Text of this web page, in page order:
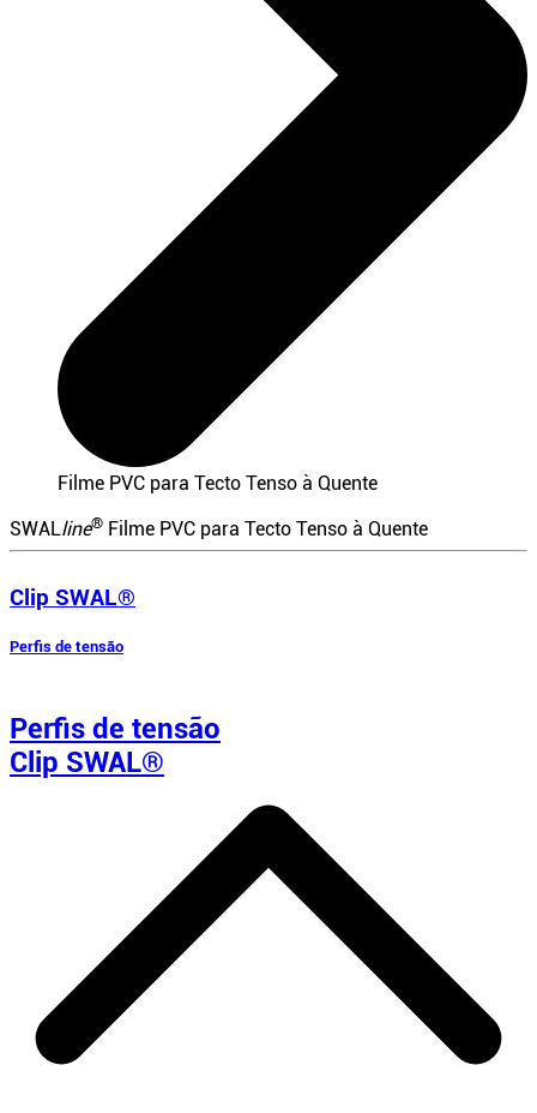
Filme PVC para Tecto Tenso à Quente
SWALline® Filme PVC para Tecto Tenso à Quente
Clip SWAL®
Perfis de tensão
Perfis de tensão
Clip SWAL®